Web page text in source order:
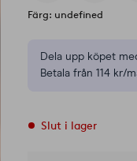
Färg: undefined
Dela upp köpet
Betala från 114 kr/
Slut i lager